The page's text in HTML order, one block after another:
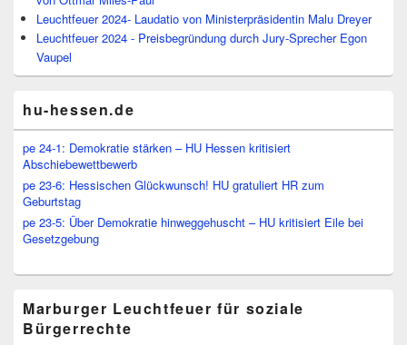
Leuchtfeuer 2024- Laudatio von Ministerpräsidentin Malu Dreyer
Leuchtfeuer 2024 - Preisbegründung durch Jury-Sprecher Egon
Vaupel
hu-hessen.de
pe 24-1: Demokratie stärken – HU Hessen kritisiert
Abschiebewettbewerb
pe 23-6: Hessischen Glückwunsch! HU gratuliert HR zum
Geburtstag
pe 23-5: Über Demokratie hinweggehuscht – HU kritisiert Eile bei
Gesetzgebung
Marburger Leuchtfeuer für soziale
Bürgerrechte